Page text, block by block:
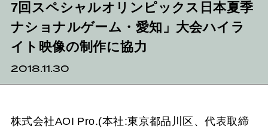
7回スペシャルオリンピックス日本夏季
ナショナルゲーム・愛知」大会ハイラ
イト映像の制作に協力
2018.11.30
株式会社AOI Pro.(本社:東京都品川区、代表取締